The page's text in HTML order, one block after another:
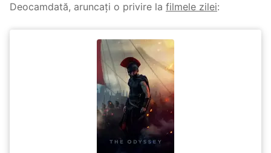
Deocamdată, aruncați o privire la filmele zilei: